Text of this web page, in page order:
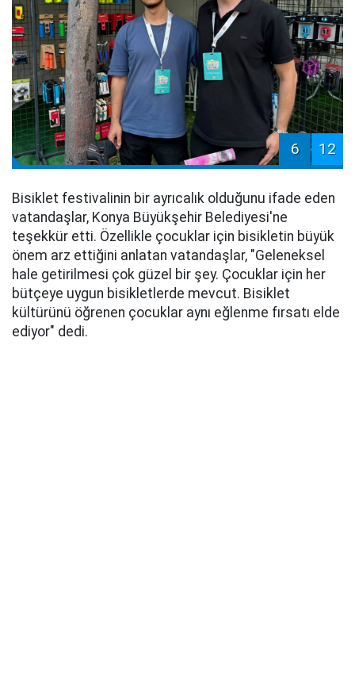
6 12
Bisiklet festivalinin bir ayrıcalık olduğunu ifade eden
vatandaşlar, Konya Büyükşehir Belediyesi'ne
teşekkür etti. Özellikle çocuklar için bisikletin büyük
önem arz ettiğini anlatan vatandaşlar, "Geleneksel
hale getirilmesi çok güzel bir şey. Çocuklar için her
bütçeye uygun bisikletlerde mevcut. Bisiklet
kültürünü öğrenen çocuklar aynı eğlenme fırsatı elde
ediyor" dedi.